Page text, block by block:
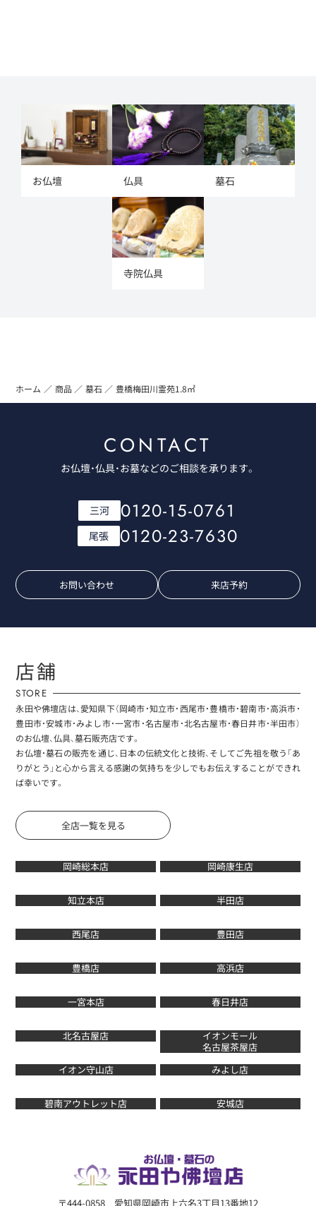
お仏壇 仏具 墓石
寺院仏具
ホーム 商品 墓石 豊橋梅田川霊苑1.8㎡
CONTACT
お仏壇・仏具・お墓などのご相談を承ります。
三河 0120-15-0761
尾張 0120-23-7630
お問い合わせ 来店予約
店舗
STORE
永田や佛壇店は、愛知県下（岡崎市・知立市・西尾市・豊橋市・碧南市・高浜市・
豊田市・安城市・みよし市・一宮市・名古屋市・北名古屋市・春日井市・半田市）
のお仏壇、仏具、墓石販売店です。
お仏壇・墓石の販売を通じ、日本の伝統文化と技術、そしてご先祖を敬う「あ
りがとう」と心から言える感謝の気持ちを少しでもお伝えすることができれ
ば幸いです。
全店一覧を見る
岡崎総本店 岡崎康生店
知立本店 半田店
西尾店 豊田店
豊橋店 高浜店
一宮本店 春日井店
北名古屋店
イオンモール
名古屋茶屋店
イオン守山店
みよし店
碧南アウトレット店 安城店
〒444-0858 愛知県岡崎市上六名3丁目13番地12